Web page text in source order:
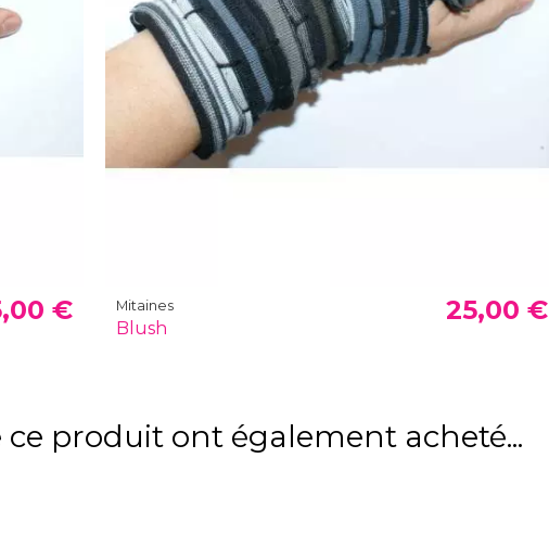
€ Mitaines
Blush
25,00 €
produit ont également acheté...